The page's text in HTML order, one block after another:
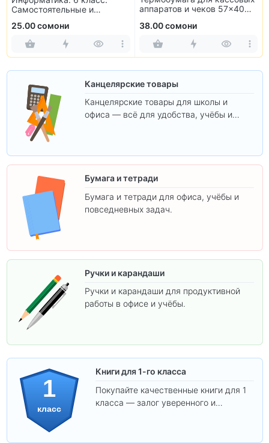
Самостоятельные и
25.00 сомони
аппаратов и чеков 57×40
38.00 сомони
Канцелярские товары
Канцелярские товары для школы и
офиса — всё для удобства, учёбы и
Бумага и тетради
Бумага и тетради для офиса, учёбы и
повседневных задач.
Ручки и карандаши
Ручки и карандаши для продуктивной
работы в офисе и учёбы.
1
класс
Книги для 1-го класса
Покупайте качественные книги для 1
класса — залог уверенного и